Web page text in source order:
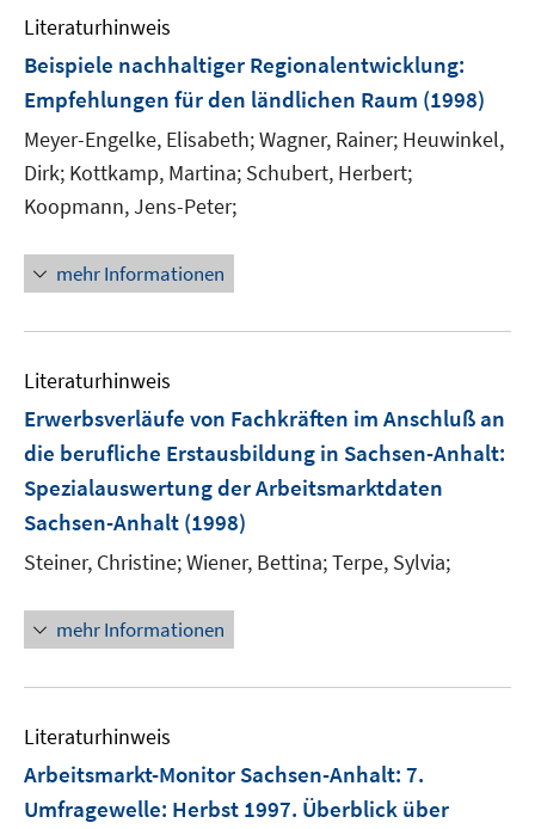
Literaturhinweis
Beispiele nachhaltiger Regionalentwicklung:
Empfehlungen für den ländlichen Raum (1998)
Meyer-Engelke, Elisabeth;Wagner, Rainer; Heuwinkel,
Dirk; Kottkamp, Martina; Schubert, Herbert;
Koopmann, Jens-Peter;
mehr Informationen
Literaturhinweis
Erwerbsverläufe von Fachkräften im Anschluß an
die berufliche Erstausbildung in Sachsen-Anhalt:
Spezialauswertung der Arbeitsmarktdaten
Sachsen-Anhalt (1998)
Steiner, Christine;Wiener, Bettina;Terpe, Sylvia;
mehr Informationen
Literaturhinweis
Arbeitsmarkt-Monitor Sachsen-Anhalt: 7.
Umfragewelle: Herbst 1997. Überblick über